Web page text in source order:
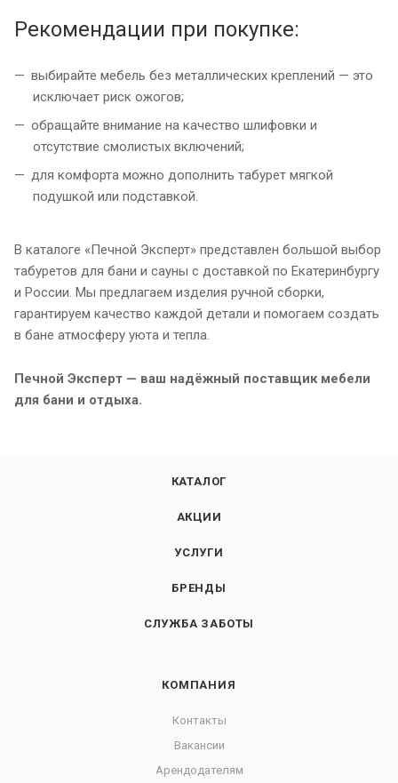
Рекомендации при покупке:
выбирайте мебель без металлических креплений — это
исключает риск ожогов;
обращайте внимание на качество шлифовки и
отсутствие смолистых включений;
для комфорта можно дополнить табурет мягкой
подушкой или подставкой.
В каталоге «Печной Эксперт» представлен большой выбор
табуретов для бани и сауны с доставкой по Екатеринбургу
и России. Мы предлагаем изделия ручной сборки,
гарантируем качество каждой детали и помогаем создать
в бане атмосферу уюта и тепла.
Печной Эксперт — ваш надёжный поставщик мебели
для бани и отдыха.
КАТАЛОГ
АКЦИИ
УСЛУГИ
БРЕНДЫ
СЛУЖБА ЗАБОТЫ
КОМПАНИЯ
Контакты
Вакансии
Арендодателям